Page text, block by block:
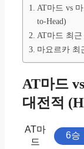
AT마드 vs
to-Head)
AT마드 최근
마요르카 최
AT마드
대전적
AT마
드
6승